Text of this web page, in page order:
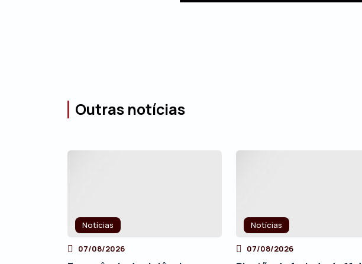
Outras notícias
Notícias
07/08/2026
Notícias
07/08/2026